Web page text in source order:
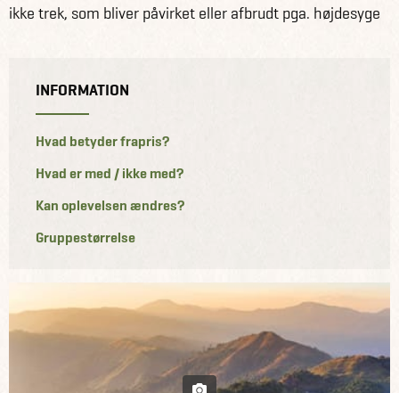
ikke trek, som bliver påvirket eller afbrudt pga. højdesyge
INFORMATION
Hvad betyder frapris?
Hvad er med / ikke med?
Kan oplevelsen ændres?
Gruppestørrelse